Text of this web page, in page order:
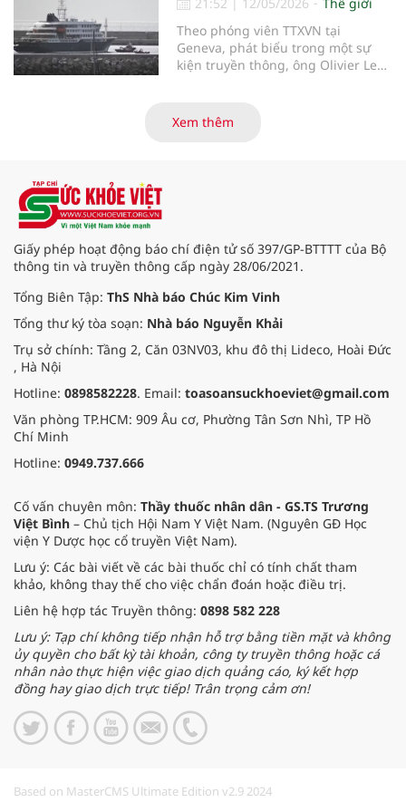
nền tảng Figurate SCADA, một hệ
thống giám sát và thu thập dữ liệu
được thiết kế để tăng tốc quá trình
chuyển đổi số trong sản xuất dược
Theo phóng viên TTXVN tại
Geneva, phát biểu trong một sự
kiện truyền thông, ông Olivier Le
phục vụ ứng phó của Tổ chức Y tế
thế giới (WHO) - ngày 11/5 đã cung
Xem thêm
Giấy phép hoạt động báo chí điện tử số 397/GP-BTTTT của Bộ
thông tin và truyền thông cấp ngày 28/06/2021.
Tổng Biên Tập: ThS Nhà báo Chúc Kim Vinh
Tổng thư ký tòa soạn: Nhà báo Nguyễn Khải
Trụ sở chính: Tầng 2, Căn 03NV03, khu đô thị Lideco, Hoài Đức
, Hà Nội
Hotline: 0898582228. Email: toasoansuckhoeviet@gmail.com
Văn phòng TP.HCM: 909 Âu cơ, Phường Tân Sơn Nhì, TP Hồ
Chí Minh
Hotline: 0949.737.666
Cố vấn chuyên môn: Thầy thuốc nhân dân - GS.TS Trương
Việt Bình – Chủ tịch Hội Nam Y Việt Nam. (Nguyên GĐ Học
viện Y Dược học cổ truyền Việt Nam).
Lưu ý: Các bài viết về các bài thuốc chỉ có tính chất tham
khảo, không thay thế cho việc chẩn đoán hoặc điều trị.
Liên hệ hợp tác Truyền thông: 0898 582 228
Lưu ý: Tạp chí không tiếp nhận hỗ trợ bằng tiền mặt và không
ủy quyền cho bất kỳ tài khoản, công ty truyền thông hoặc cá
nhân nào thực hiện việc giao dịch quảng cáo, ký kết hợp
đồng hay giao dịch trực tiếp! Trân trọng cảm ơn!
Based on MasterCMS Ultimate Edition v2.9 2024